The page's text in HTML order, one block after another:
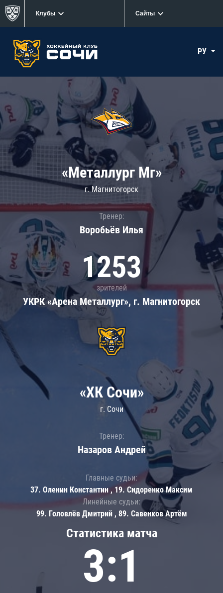
Клубы Сайты
РУ
«Металлург Мг»
г. Магнитогорск
Тренер:
Воробьёв Илья
1253
зрителей
УКРК «Арена Металлург», г. Магнитогорск
Статистика матча
3:1
«ХК Сочи»
г. Сочи
Тренер:
Назаров Андрей
Главные судьи:
37. Оленин Константин , 19. Сидоренко Максим
Линейные судьи:
99. Головлёв Дмитрий , 89. Савенков Артём